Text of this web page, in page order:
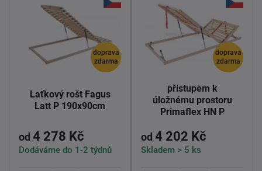
doprava
zdarma
Laťkový rošt Fagus
Latt P 190x90cm
od 4 278 Kč
Dodáváme do 1-2 týdnů
doprava
zdarma
přístupem k
úložnému prostoru
Primaflex HN P
od 4 202 Kč
Skladem > 5 ks